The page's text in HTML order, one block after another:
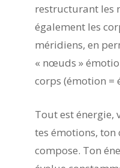
restructurant les
également les
méridiens, en
« nœuds »
corps (émotion =
Tout est énergie,
tes émotions, ton
compose. Ton